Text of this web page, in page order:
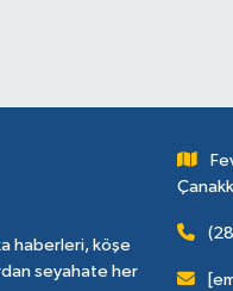
haberleri, köşe
seyahate her